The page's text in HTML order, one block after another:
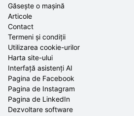
Găsește o mașină
Articole
Contact
Termeni și condiții
Utilizarea cookie-urilor
Harta site-ului
Interfață asistenți AI
Pagina de Facebook
Pagina de Instagram
Pagina de LinkedIn
Dezvoltare software